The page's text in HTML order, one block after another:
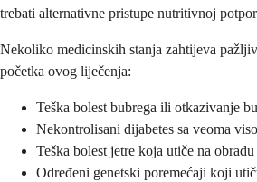
trebati alternativne pristupe nutritivnoj
Nekoliko medicinskih stanja zahtijeva
početka ovog liječenja:
Teška bolest bubrega ili otkazivanje
Nekontrolisani dijabetes sa veoma
Teška bolest jetre koja utiče na
Određeni genetski poremećaji koji